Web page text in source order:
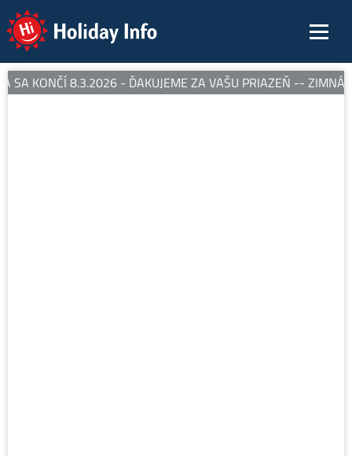
Holiday Info
SA KONČÍ 8.3.2026 - ĎAKUJEME ZA VAŠU PRIAZEŇ -- ZIMNÁ